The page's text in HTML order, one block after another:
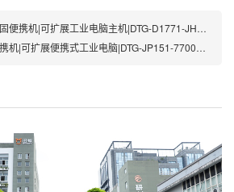
便携机|可扩展工业电脑主机|DTG-D1771-JH420
机|可扩展便携式工业电脑|DTG-JP151-7700HQ